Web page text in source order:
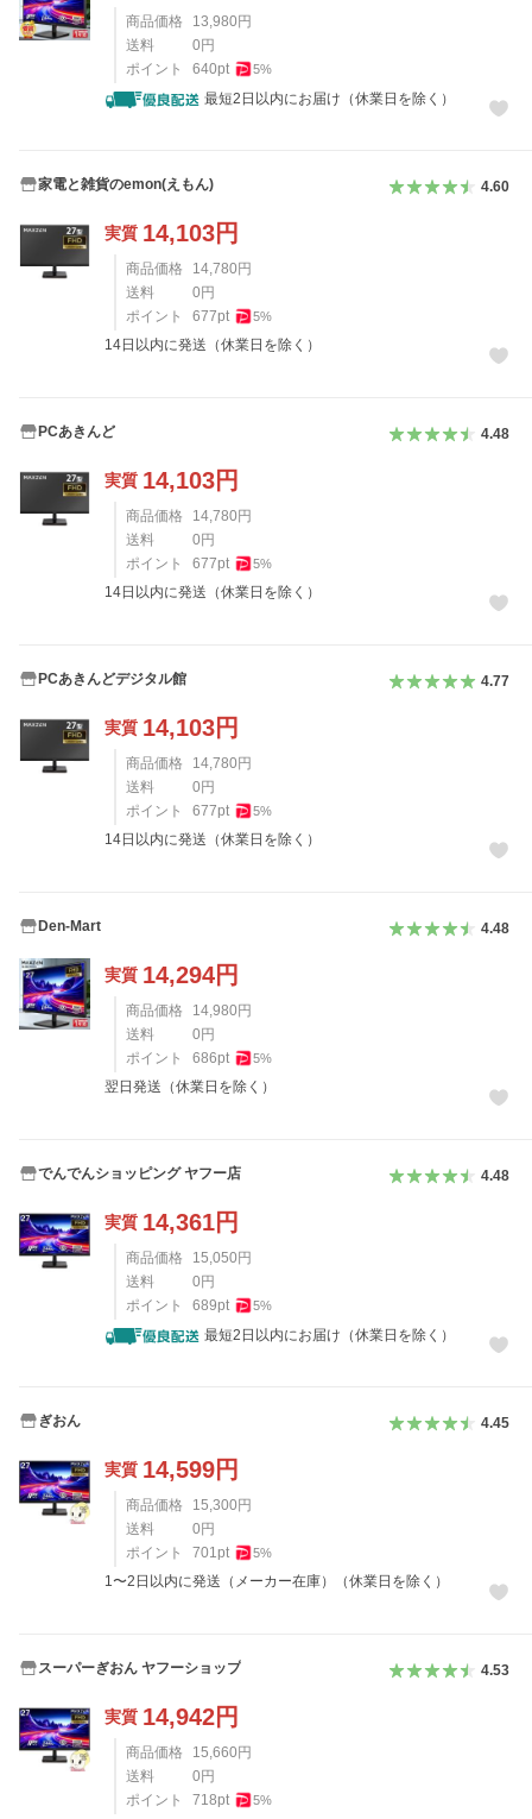
商品価格 13,980 円
送料
0 円
ポイント
640pt 5%
最短2日以内にお届け（休業日を除く）
家電と雑貨のemon(えもん) 4.60
実質 14,103円
商品価格 14,780 円
送料
0 円
ポイント
677pt 5%
14日以内に発送（休業日を除く）
PCあきんど 4.48
実質 14,103円
商品価格 14,780 円
送料
0 円
ポイント
677pt 5%
14日以内に発送（休業日を除く）
PCあきんどデジタル館 4.77
実質 14,103円
商品価格 14,780 円
送料
0 円
ポイント
677pt 5%
14日以内に発送（休業日を除く）
Den-Mart 4.48
実質 14,294円
商品価格 14,980 円
送料
0 円
ポイント
686pt 5%
翌日発送（休業日を除く）
でんでんショッピング ヤフー店 4.48
実質 14,361円
商品価格 15,050 円
送料
0 円
ポイント
689pt 5%
最短2日以内にお届け（休業日を除く）
ぎおん 4.45
実質 14,599円
商品価格 15,300 円
送料
0 円
ポイント
701pt 5%
1〜2日以内に発送（メーカー在庫）（休業日を除く）
スーパーぎおん ヤフーショップ 4.53
実質 14,942円
商品価格 15,660 円
送料
0 円
ポイント
718pt 5%